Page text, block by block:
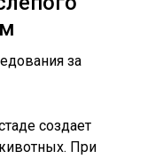
создает
При